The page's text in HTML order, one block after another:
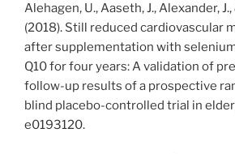
Alehagen, U., Aaseth, J., Alexander,
(2018). Still reduced cardiovascular
after supplementation with
Q10 for four years: A validation of
follow-up results of a prospective
blind placebo-controlled trial in
e0193120.